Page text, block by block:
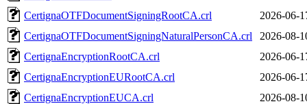
CertignaOTFDocumentSigningRootCA.crl
2026-06-
CertignaOTFDocumentSigningNaturalPersonCA.crl
2026-08-
CertignaEncryptionRootCA.crl
2026-06-
CertignaEncryptionEURootCA.crl
2026-06-
CertignaEncryptionEUCA.crl
2026-08-